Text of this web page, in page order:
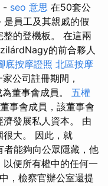
- seo 意思 在50套公
是員工及其親戚的假
的登機板。 在這兩
的前合夥人
底按摩證照 北區按摩
公司註冊期間，
董事會成員。 五權
事會成員，該董事會
濟發展私人資本。 由
很大。 因此，就
能夠向公眾隱藏，他
便所有權中的任何一
，檢察官辦公室還提